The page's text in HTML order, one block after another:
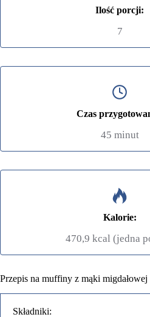
Ilość porcji:
7
Czas
45 minut
Kalorie:
470,9 kcal (jedna
Przepis na muffiny z mąki migdałowej
Składniki: